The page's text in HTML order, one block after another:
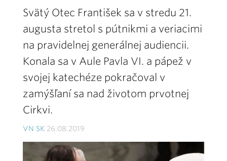
Svätý Otec František sa v stredu 21.
augusta stretol s pútnikmi a veriacimi
na pravidelnej generálnej audiencii.
Konala sa v Aule Pavla VI. a pápež v
svojej katechéze pokračoval v
zamýšľaní sa nad životom prvotnej
Cirkvi.
VN SK 26.08.2019